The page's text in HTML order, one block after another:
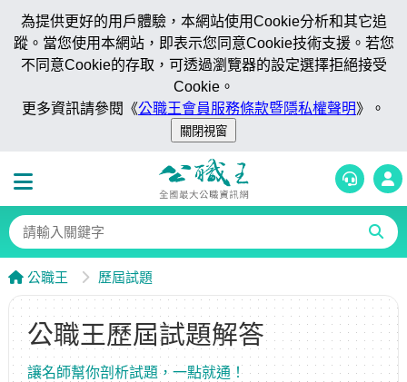
為提供更好的用戶體驗，本網站使用Cookie分析和其它追
蹤。當您使用本網站，即表示您同意Cookie技術支援。若您
不同意Cookie的存取，可透過瀏覽器的設定選擇拒絕接受
Cookie。
更多資訊請參閱《公職王會員服務條款暨隱私權聲明》。
公職王 歷屆試題
公職王歷屆試題解答
讓名師幫你剖析試題，一點就通！